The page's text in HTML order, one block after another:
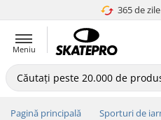
365 de
Meniu
Pagină principală Sporturi de